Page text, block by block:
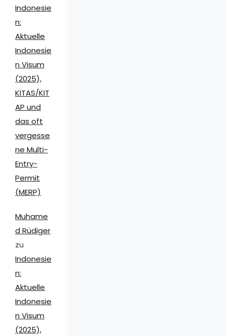
Indonesie
n:
Aktuelle
Indonesie
n Visum
(2025),
KITAS/KIT
AP und
das oft
vergesse
ne Multi-
Entry-
Permit
(MERP)
Muhame
d Rüdiger
zu
Indonesie
n:
Aktuelle
Indonesie
n Visum
(2025),